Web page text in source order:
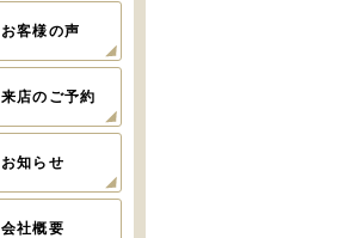
お客様の声
来店のご予約
お知らせ
会社概要